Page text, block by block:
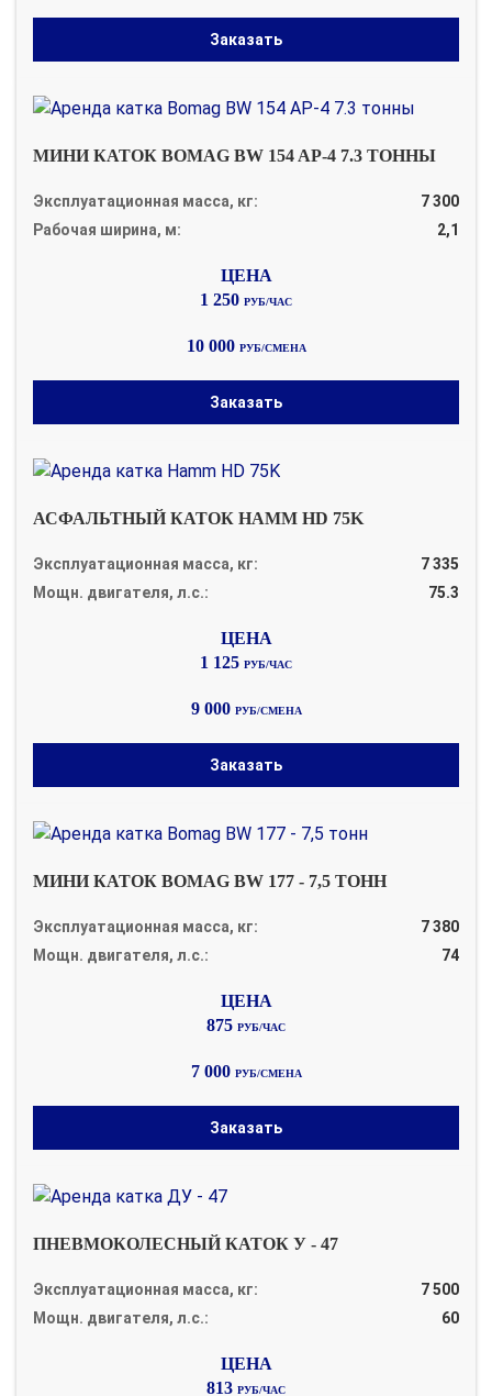
Заказать
МИНИ КАТОК BOMAG BW 154 AP-4 7.3 ТОННЫ
Эксплуатационная масса, кг:
7 300
Рабочая ширина, м:
2,1
1 250 РУБ/ЧАС
10 000 РУБ/СМЕНА
Заказать
АСФАЛЬТНЫЙ КАТОК HAMM HD 75K
Эксплуатационная масса, кг:
7 335
Мощн. двигателя, л.с.:
75.3
1 125 РУБ/ЧАС
9 000 РУБ/СМЕНА
Заказать
МИНИ КАТОК BOMAG BW 177 - 7,5 ТОНН
Эксплуатационная масса, кг:
7 380
Мощн. двигателя, л.с.:
74
875 РУБ/ЧАС
7 000 РУБ/СМЕНА
Заказать
ПНЕВМОКОЛЕСНЫЙ КАТОК У - 47
Эксплуатационная масса, кг:
7 500
Мощн. двигателя, л.с.:
60
813 РУБ/ЧАС